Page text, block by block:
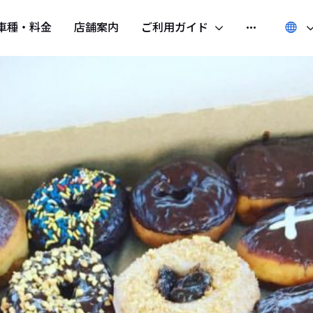
種・料金 店舗案内 ご利用ガイド